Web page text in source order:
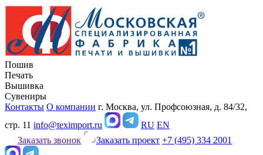
Пошив
Печать
Вышивка
Сувениры
Контакты О компании г. Москва, ул. Профсоюзная, д. 84/32,
стр. 11 info@teximport.ru RU EN
Заказать звонок
Заказать проект +7 (495) 334 2001